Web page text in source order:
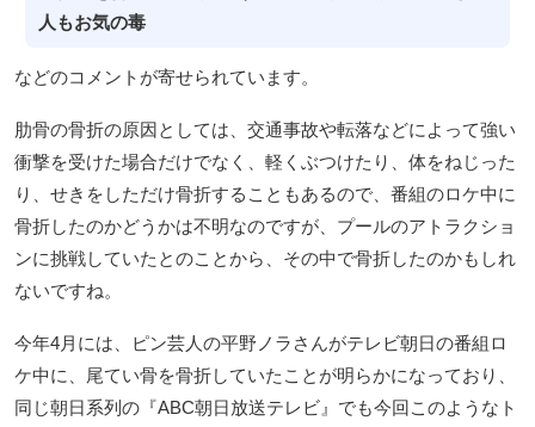
人もお気の毒
などのコメントが寄せられています。
肋骨の骨折の原因としては、交通事故や転落などによって強い
衝撃を受けた場合だけでなく、軽くぶつけたり、体をねじった
り、せきをしただけ骨折することもあるので、番組のロケ中に
骨折したのかどうかは不明なのですが、プールのアトラクショ
ンに挑戦していたとのことから、その中で骨折したのかもしれ
ないですね。
今年4月には、ピン芸人の平野ノラさんがテレビ朝日の番組ロ
ケ中に、尾てい骨を骨折していたことが明らかになっており、
同じ朝日系列の『ABC朝日放送テレビ』でも今回このようなト